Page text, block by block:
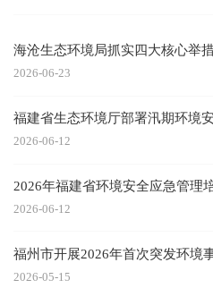
海沧生态环境局抓实四大核心举
2026-06-23
福建省生态环境厅部署汛期环境
2026-06-12
2026年福建省环境安全应急管理
2026-06-12
福州市开展2026年首次突发环境
2026-05-15